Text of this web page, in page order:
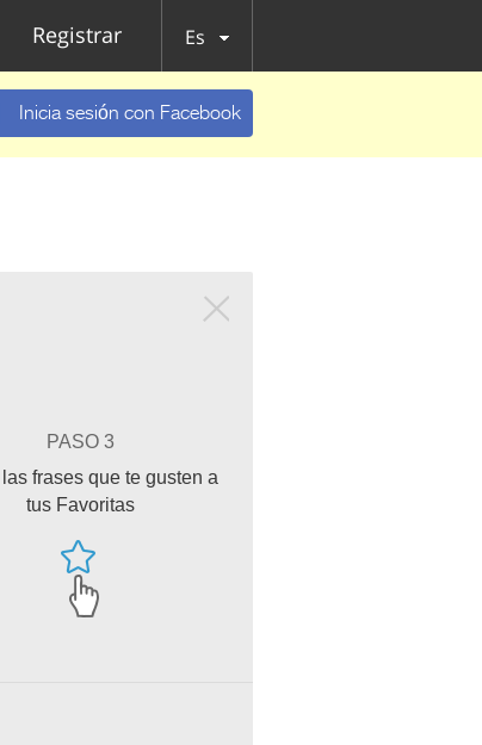
Registrar Es
Inicia sesión con Facebook
PASO 3
frases que te gusten a
tus Favoritas